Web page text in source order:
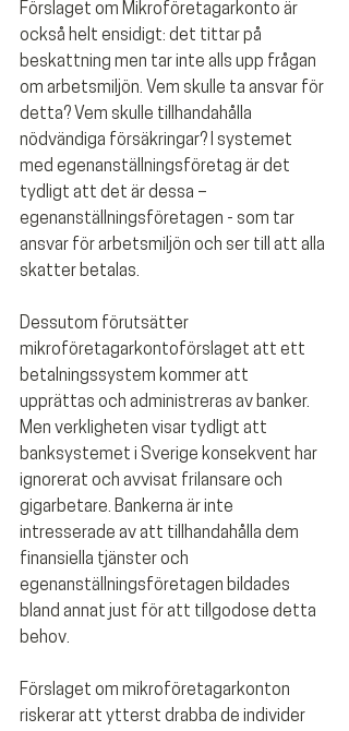
Förslaget om Mikroföretagarkonto är
också helt ensidigt: det tittar på
beskattning men tar inte alls upp frågan
om arbetsmiljön. Vem skulle ta ansvar för
detta? Vem skulle tillhandahålla
nödvändiga försäkringar? I systemet
med egenanställningsföretag är det
tydligt att det är dessa –
egenanställningsföretagen - som tar
ansvar för arbetsmiljön och ser till att alla
skatter betalas.
Dessutom förutsätter
mikroföretagarkontoförslaget att ett
betalningssystem kommer att
upprättas och administreras av banker.
Men verkligheten visar tydligt att
banksystemet i Sverige konsekvent har
ignorerat och avvisat frilansare och
gigarbetare. Bankerna är inte
intresserade av att tillhandahålla dem
finansiella tjänster och
egenanställningsföretagen bildades
bland annat just för att tillgodose detta
behov.
Förslaget om mikroföretagarkonton
riskerar att ytterst drabba de individer